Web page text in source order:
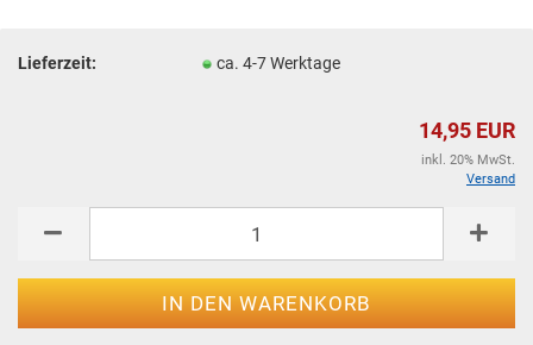
Lieferzeit: ca. 4-7 Werktage
14,95 EUR
inkl. 20% MwSt.
Versand